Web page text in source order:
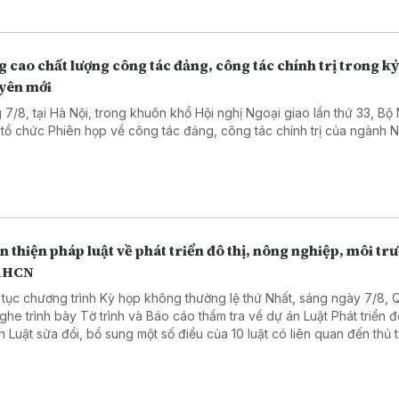
lượng, chủ động phòng ngừa sai phạm từ sớm, từ xa - đây là
Bộ Văn hóa, Thể thao và Du lịch, Hội Xuất bản Việt Nam tổ chức
Hà Nội.
cao chất lượng công tác đảng, công tác chính trị trong kỷ
mới
7/8, tại Hà Nội, trong khuôn khổ Hội nghị Ngoại giao lần thứ 33, Bộ
chức Phiên họp về công tác đảng, công tác chính trị của ngành
thiện pháp luật về phát triển đô thị, nông nghiệp, môi
chương trình Kỳ họp không thường lệ thứ Nhất, sáng ngày 7/8,
trình bày Tờ trình và Báo cáo thẩm tra về dự án Luật Phát triển
Luật sửa đổi, bổ sung một số điều của 10 luật có liên quan đến thủ